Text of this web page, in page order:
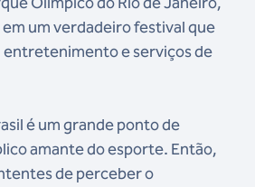
em um verdadeiro festival que
e serviços de
é um grande ponto de
amante do esporte. Então,
de perceber o